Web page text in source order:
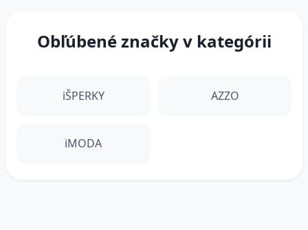
Obľúbené značky v kategórii
iŠPERKY AZZO
iMODA